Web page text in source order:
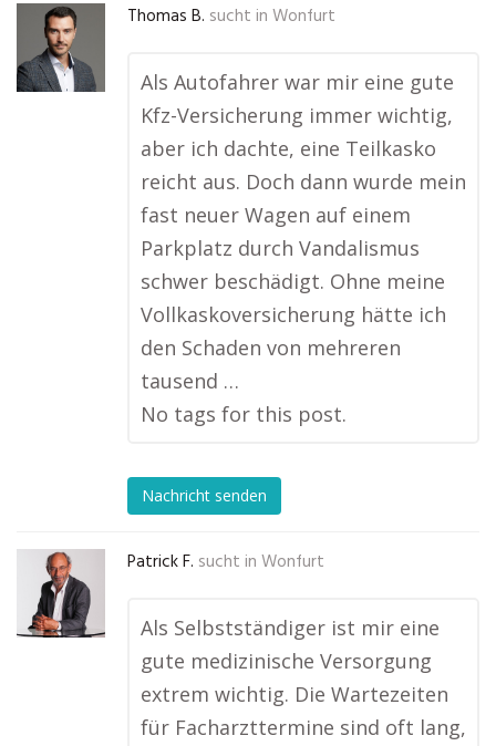
Thomas B. sucht in Wonfurt
Als Autofahrer war mir eine gute
Kfz-Versicherung immer wichtig,
aber ich dachte, eine Teilkasko
reicht aus. Doch dann wurde mein
fast neuer Wagen auf einem
Parkplatz durch Vandalismus
schwer beschädigt. Ohne meine
Vollkaskoversicherung hätte ich
den Schaden von mehreren
tausend …
No tags for this post.
Nachricht senden
Patrick F. sucht in Wonfurt
Als Selbstständiger ist mir eine
gute medizinische Versorgung
extrem wichtig. Die Wartezeiten
für Facharzttermine sind oft lang,